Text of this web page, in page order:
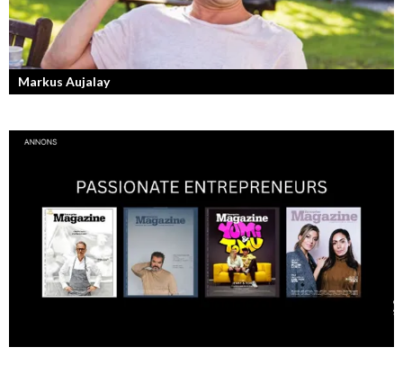
Markus Aujalay
Sveriges tuffaste matjury är epitetet på juryn i Sveriges Mästerkock.